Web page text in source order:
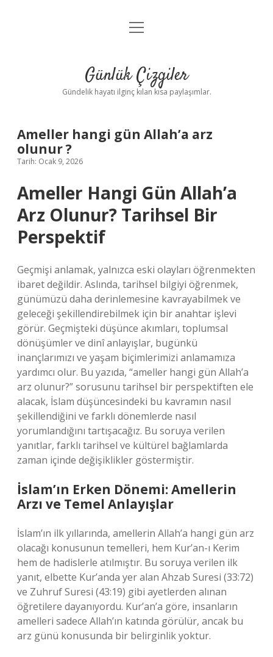
Anasayfa
Yasal Uyarı
menüyü
Günlük Çizgiler
Gündelik hayatı ilginç kılan kısa paylaşımlar.
Ameller hangi gün Allah’a arz
olunur ?
Tarih: Ocak 9, 2026
Ameller Hangi Gün Allah’a
Arz Olunur? Tarihsel Bir
Perspektif
Geçmişi anlamak, yalnızca eski olayları öğrenmekten
ibaret değildir. Aslında, tarihsel bilgiyi öğrenmek,
günümüzü daha derinlemesine kavrayabilmek ve
geleceği şekillendirebilmek için bir anahtar işlevi
görür. Geçmişteki düşünce akımları, toplumsal
dönüşümler ve dinî anlayışlar, bugünkü
inançlarımızı ve yaşam biçimlerimizi anlamamıza
yardımcı olur. Bu yazıda, “ameller hangi gün Allah’a
arz olunur?” sorusunu tarihsel bir perspektiften ele
alacak, İslam düşüncesindeki bu kavramın nasıl
şekillendiğini ve farklı dönemlerde nasıl
yorumlandığını tartışacağız. Bu soruya verilen
yanıtlar, farklı tarihsel ve kültürel bağlamlarda
zaman içinde değişiklikler göstermiştir.
İslam’ın Erken Dönemi: Amellerin
Arzı ve Temel Anlayışlar
İslam’ın ilk yıllarında, amellerin Allah’a hangi gün arz
olacağı konusunun temelleri, hem Kur’an-ı Kerim
hem de hadislerle atılmıştır. Bu soruya verilen ilk
yanıt, elbette Kur’anda yer alan Ahzab Suresi (33:72)
ve Zuhruf Suresi (43:19) gibi ayetlerden alınan
öğretilere dayanıyordu. Kur’an’a göre, insanların
amelleri sadece Allah’ın katında görülür, ancak bu
arz günü konusunda bir belirginlik yoktur.